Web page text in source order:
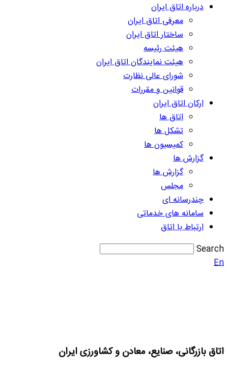
درباره اتاق ایران
معرفی اتاق ایران
ساختار اتاق ایران
هیئت رئیسه
هیئت نمایندگان اتاق ایران
شورای عالی نظارت
قوانین و مقررات
ارکان اتاق ایران
اتاق ها
تشکل ها
کمیسیون ها
گزارش ها
گزارش ها
مجلس
چندرسانه ای
سامانه های خدماتی
ارتباط با اتاق
Search
En
اتاق بازرگانی، صنایع، معادن و کشاورزی ایران